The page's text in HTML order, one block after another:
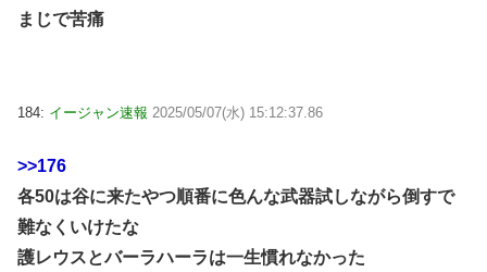
まじで苦痛
184: イージャン速報 2025/05/07(水) 15:12:37.86
>>176
各50は谷に来たやつ順番に色んな武器試しながら倒すで
難なくいけたな
護レウスとバーラハーラは一生慣れなかった